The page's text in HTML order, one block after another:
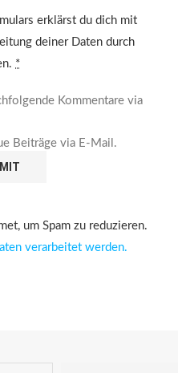
erklärst du dich mit
deiner Daten durch
*
Kommentare via
Beiträge via E-Mail.
um Spam zu reduzieren.
verarbeitet werden.